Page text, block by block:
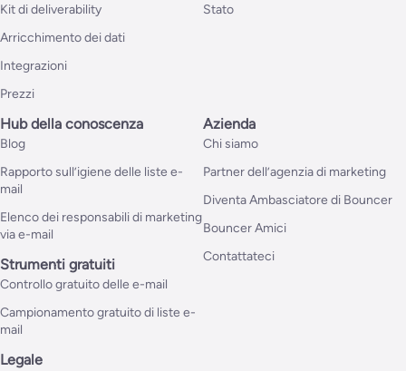
Kit di deliverability
Arricchimento dei dati
Integrazioni
Prezzi
Stato
Hub della conoscenza
Blog
Rapporto sull’igiene delle liste e-
mail
Elenco dei responsabili di marketing
via e-mail
Strumenti gratuiti
Controllo gratuito delle e-mail
Campionamento gratuito di liste e-
mail
Azienda
Chi siamo
Partner dell’agenzia di marketing
Diventa Ambasciatore di Bouncer
Bouncer Amici
Contattateci
Legale